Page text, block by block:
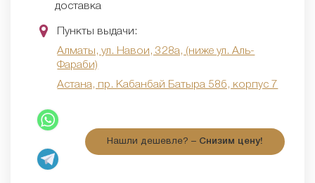
доставка
Пункты выдачи:
Алматы, ул. Навои, 328а, (ниже ул. Аль-
Фараби)
Астана, пр. Кабанбай Батыра 58б, корпус 7
Нашли дешевле? – Снизим цену!